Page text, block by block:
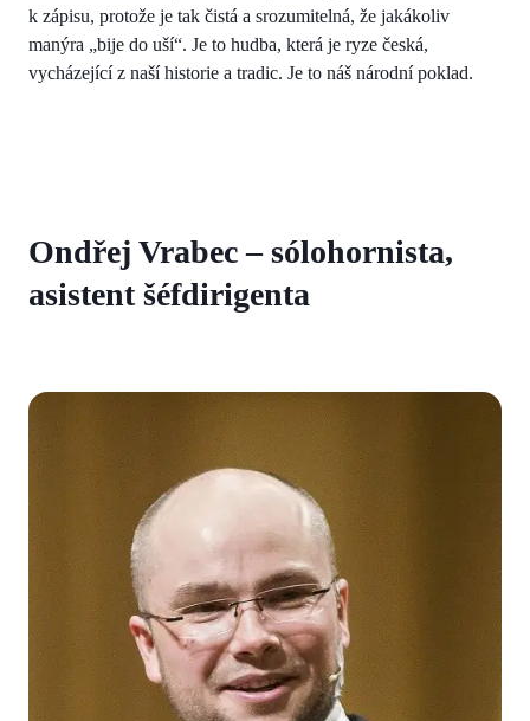
k zápisu, protože je tak čistá a srozumitelná, že jakákoliv
manýra „bije do uší“. Je to hudba, která je ryze česká,
vycházející z naší historie a tradic. Je to náš národní poklad.
Ondřej Vrabec – sólohornista,
asistent šéfdirigenta